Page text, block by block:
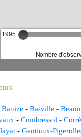
1995
Nombre
Banize - Basville -
- Combressol -
- Gentioux-